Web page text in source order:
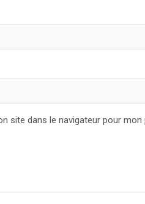
site dans le navigateur pour